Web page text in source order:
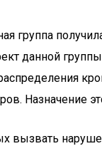
группа
данной
Назначение
вызвать